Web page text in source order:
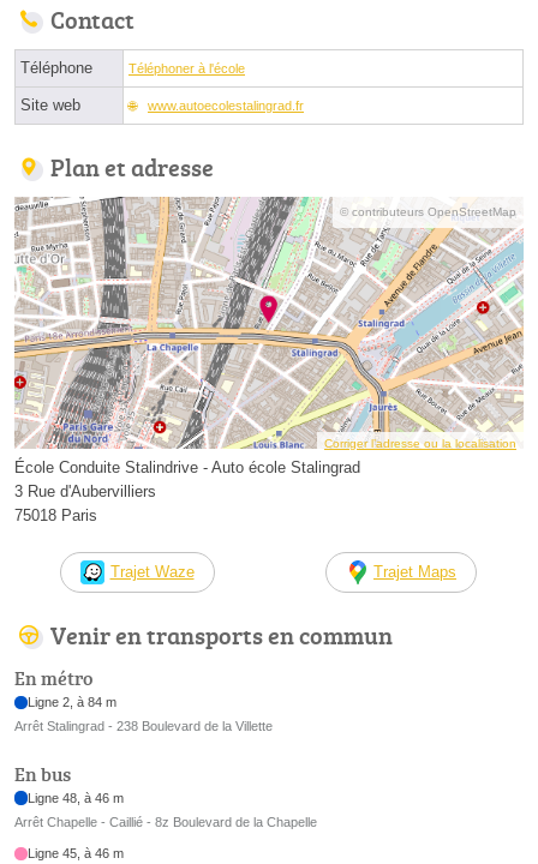
Contact
Téléphone Téléphoner à l'école
Site web www.autoecolestalingrad.fr
Plan et adresse
© contributeurs OpenStreetMap
Corriger l’adresse ou la localisation
École Conduite Stalindrive - Auto école Stalingrad
3 Rue d'Aubervilliers
75018 Paris
Trajet Waze Trajet Maps
Venir en transports en commun
En métro
Ligne 2, à 84 m
Arrêt Stalingrad - 238 Boulevard de la Villette
En bus
Ligne 48, à 46 m
Arrêt Chapelle - Caillié - 8z Boulevard de la Chapelle
Ligne 45, à 46 m